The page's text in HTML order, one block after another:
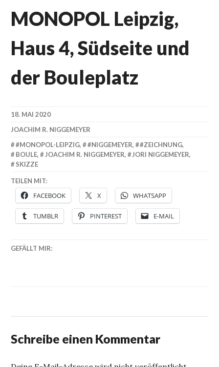
MONOPOL Leipzig,
Haus 4, Südseite und
der Bouleplatz
18. MAI 2020
JOACHIM R. NIGGEMEYER
#MONOPOL-LEIPZIG, #NIGGEMEYER, #ZEICHNUNG,
BOULE, JOACHIM R. NIGGEMEYER, JORI NIGGEMEYER,
SKIZZE
TEILEN MIT:
FACEBOOK X WHATSAPP
TUMBLR PINTEREST E-MAIL
GEFÄLLT MIR:
Schreibe einen Kommentar